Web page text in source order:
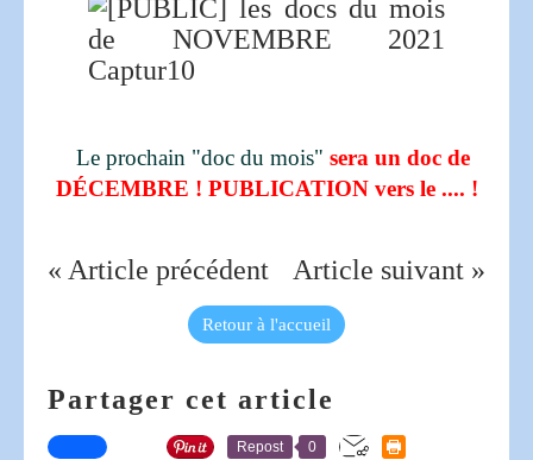
Le prochain "doc du mois" sera un doc de
DÉCEMBRE ! PUBLICATION vers le .... !
« Article précédent Article suivant »
Retour à l'accueil
Partager cet article
Repost 0